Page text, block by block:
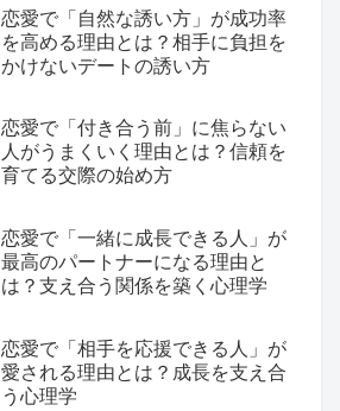
恋愛で「自然な誘い方」が成功率
を高める理由とは？相手に負担を
かけないデートの誘い方
恋愛で「付き合う前」に焦らない
人がうまくいく理由とは？信頼を
育てる交際の始め方
恋愛で「一緒に成長できる人」が
最高のパートナーになる理由と
は？支え合う関係を築く心理学
恋愛で「相手を応援できる人」が
愛される理由とは？成長を支え合
う心理学